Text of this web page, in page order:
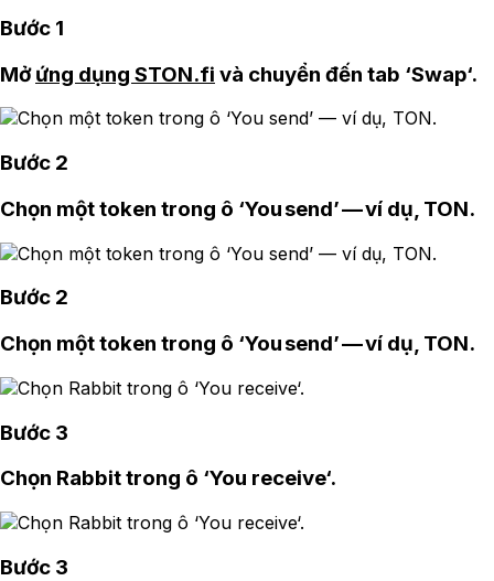
Bước 1
Mởứng dụng STON.fi và chuyển đến tab ‘Swap‘.
Bước 2
Chọn một token trong ô ‘You send’ — ví dụ, TON.
Bước 2
Chọn một token trong ô ‘You send’ — ví dụ, TON.
Bước 3
Chọn Rabbit trong ô ‘You receive‘.
Bước 3